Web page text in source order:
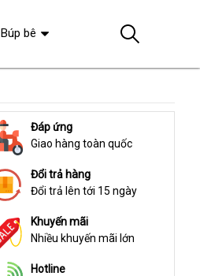
Đáp ứng
Giao hàng toàn quốc
Đổi trả hàng
Đổi trả lên tới 15 ngày
Khuyến mãi
Nhiều khuyến mãi lớn
Hotline
Búp bê